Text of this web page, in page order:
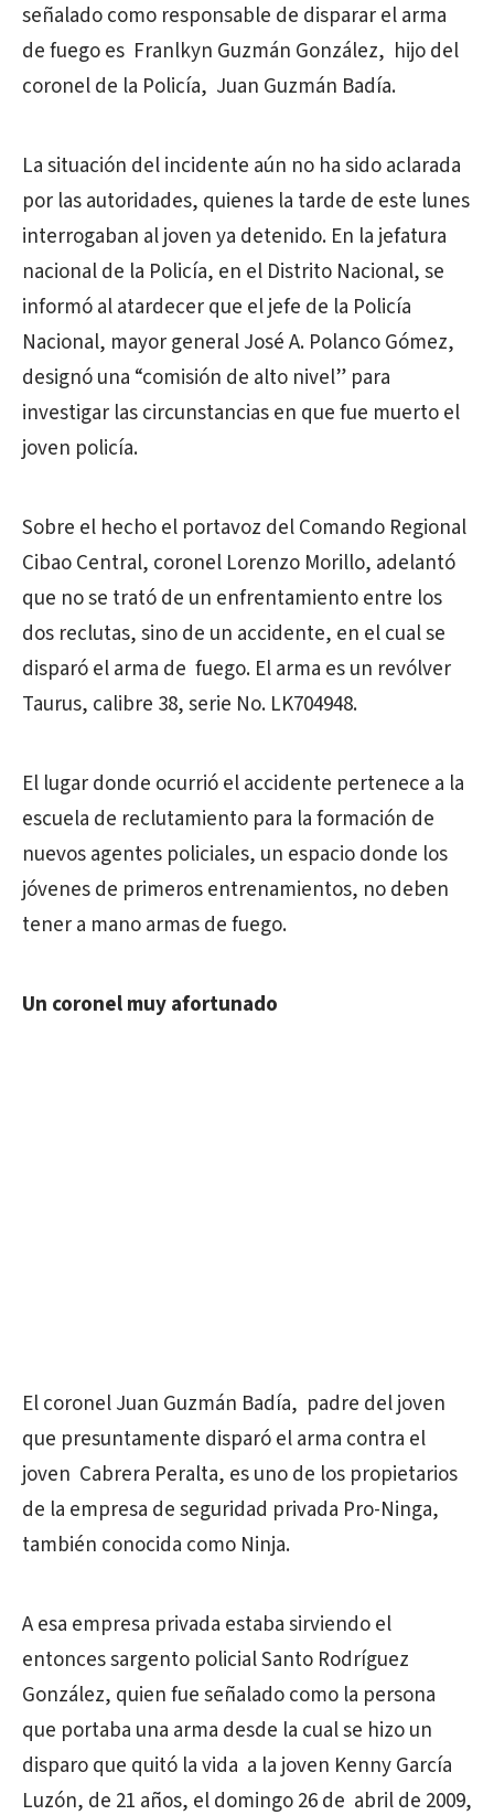
señalado como responsable de disparar el arma
de fuego es Franlkyn Guzmán González, hijo del
coronel de la Policía, Juan Guzmán Badía.
La situación del incidente aún no ha sido aclarada
por las autoridades, quienes la tarde de este lunes
interrogaban al joven ya detenido. En la jefatura
nacional de la Policía, en el Distrito Nacional, se
informó al atardecer que el jefe de la Policía
Nacional, mayor general José A. Polanco Gómez,
designó una “comisión de alto nivel” para
investigar las circunstancias en que fue muerto el
joven policía.
Sobre el hecho el portavoz del Comando Regional
Cibao Central, coronel Lorenzo Morillo, adelantó
que no se trató de un enfrentamiento entre los
dos reclutas, sino de un accidente, en el cual se
disparó el arma de fuego. El arma es un revólver
Taurus, calibre 38, serie No. LK704948.
El lugar donde ocurrió el accidente pertenece a la
escuela de reclutamiento para la formación de
nuevos agentes policiales, un espacio donde los
jóvenes de primeros entrenamientos, no deben
tener a mano armas de fuego.
Un coronel muy afortunado
El coronel Juan Guzmán Badía, padre del joven
que presuntamente disparó el arma contra el
joven Cabrera Peralta, es uno de los propietarios
de la empresa de seguridad privada Pro-Ninga,
también conocida como Ninja.
A esa empresa privada estaba sirviendo el
entonces sargento policial Santo Rodríguez
González, quien fue señalado como la persona
que portaba una arma desde la cual se hizo un
disparo que quitó la vida a la joven Kenny García
Luzón, de 21 años, el domingo 26 de abril de 2009,